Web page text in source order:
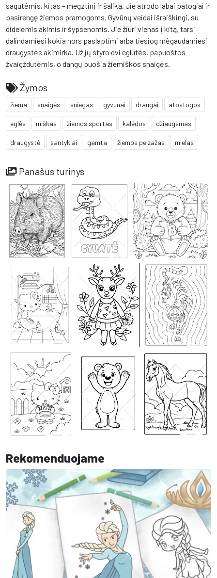
sagutėmis, kitas – megztinį ir šaliką. Jie atrodo labai patogiai ir
pasirengę žiemos pramogoms. Gyvūnų veidai išraiškingi, su
didelėmis akimis ir šypsenomis. Jie žiūri vienas į kitą, tarsi
dalindamiesi kokia nors paslaptimi arba tiesiog mėgaudamiesi
draugystės akimirka. Už jų styro dvi eglutės, papuoštos
žvaigždutėmis, o dangų puošia žiemiškos snaigės.
Žymos
žiema snaigės sniegas gyvūnai draugai atostogos
eglės miškas žiemos sportas kalėdos džiaugsmas
draugystė santykiai gamta žiemos peizažas mielas
Panašus turinys
Rekomenduojame